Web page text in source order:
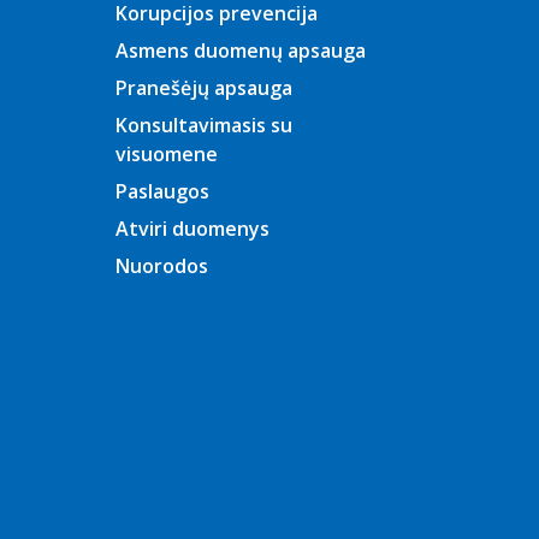
2025 m.
balandžio
mėn.
2025 m. kovo
Korupcijos prevencija
Asmens duomenų apsauga
Pranešėjų apsauga
Konsultavimasis su
visuomene
Paslaugos
Atviri duomenys
Nuorodos